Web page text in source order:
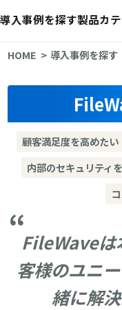
導入事例を探す製品カ
HOME 導入事例を探す
顧客満足度を高めたい
内部のセキュリティ
FileWaveは
客様のユニ
緒に解